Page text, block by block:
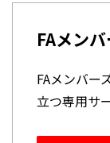
FAメン
FAメンバー
立つ専用サ